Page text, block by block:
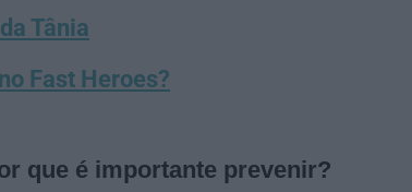
Tânia
Fast Heroes?
que é importante prevenir?